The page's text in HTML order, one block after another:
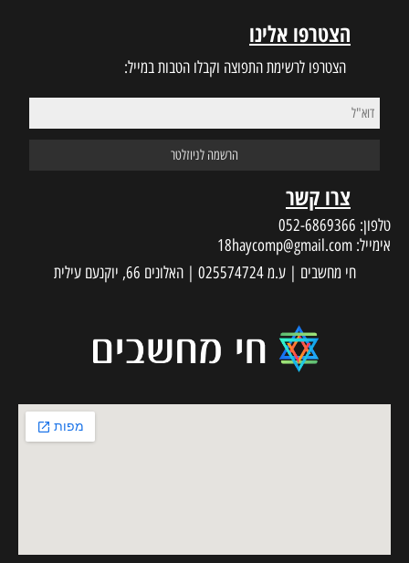
הצטרפו אלינו
הצטרפו לרשימת התפוצה וקבלו הטבות במייל:
צרו קשר
טלפון: 052-6869366
אימייל: 18haycomp@gmail.com
חי מחשבים | ע.מ 025574724 | האלונים 66, יוקנעם עילית